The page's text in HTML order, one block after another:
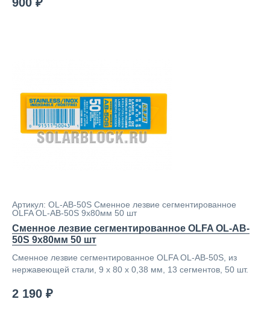
Артикул: OL-AB-50S Cменное лезвие сегментированное
OLFA OL-AB-50S 9х80мм 50 шт
Cменное лезвие сегментированное OLFA OL-AB-
50S 9х80мм 50 шт
Cменное лезвие сегментированное OLFA OL-AB-50S, из
нержавеющей стали, 9 х 80 х 0,38 мм, 13 сегментов, 50 шт.
2 190 ₽